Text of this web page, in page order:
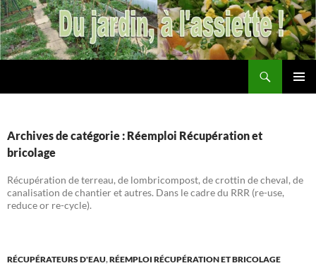
Aller
au
contenu
Archives de catégorie : Réemploi Récupération et
bricolage
Récupération de terreau, de lombricompost, de crottin de cheval, de
canalisation de chantier et autres. Dans le cadre du RRR (re-use,
reduce or re-cycle).
RÉCUPÉRATEURS D'EAU,RÉEMPLOI RÉCUPÉRATION ET BRICOLAGE